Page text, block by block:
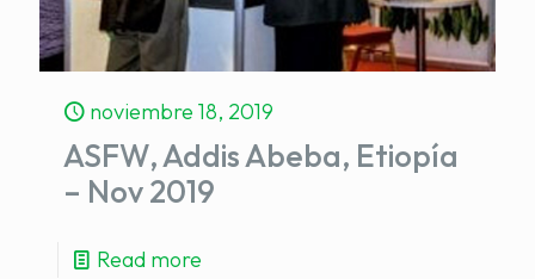
noviembre 18, 2019
ASFW, Addis Abeba, Etiopía
– Nov 2019
Read more